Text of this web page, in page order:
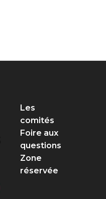
Les
comités
Foire aux
questions
Zone
réservée